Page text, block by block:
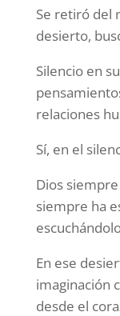
Se retiró del
desierto,
Silencio en
relaciones
Sí, en el
Dios
siempre ha
En ese
imaginación
desde el